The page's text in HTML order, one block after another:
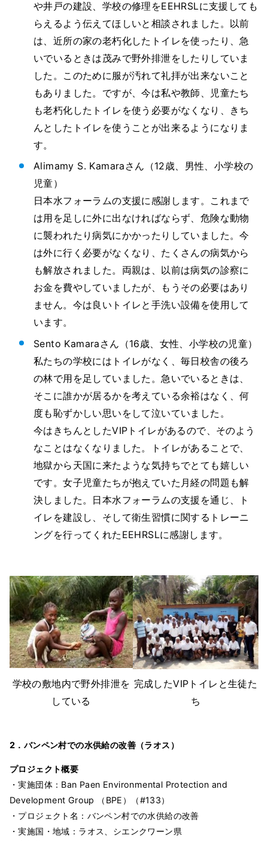
や井戸の建設、学校の修理をEEHRSLに支援しても
らえるよう伝えてほしいと相談されました。以前
は、近所の家の老朽化したトイレを使ったり、急
いでいるときは茂みで野外排泄をしたりしていま
した。このために服が汚れて礼拝が出来ないこと
もありました。ですが、今は私や教師、児童たち
も老朽化したトイレを使う必要がなくなり、きち
んとしたトイレを使うことが出来るようになりま
す。
Alimamy S. Kamaraさん（12歳、男性、小学校の
児童）
日本水フォーラムの支援に感謝します。これまで
は用を足しに外に出なければならず、危険な動物
に襲われたり病気にかかったりしていました。今
は外に行く必要がなくなり、たくさんの病気から
も解放されました。両親は、以前は病気の診察に
お金を費やしていましたが、もうその必要はあり
ません。今は良いトイレと手洗い設備を使用して
います。
Sento Kamaraさん（16歳、女性、小学校の児童）
私たちの学校にはトイレがなく、毎日校舎の後ろ
の林で用を足していました。急いでいるときは、
そこに誰かが居るかを考えている余裕はなく、何
度も恥ずかしい思いをして泣いていました。
今はきちんとしたVIPトイレがあるので、そのよう
なことはなくなりました。トイレがあることで、
地獄から天国に来たような気持ちでとても嬉しい
です。女子児童たちが抱えていた月経の問題も解
決しました。日本水フォーラムの支援を通じ、ト
イレを建設し、そして衛生習慣に関するトレーニ
ングを行ってくれたEEHRSLに感謝します。
学校の敷地内で野外排泄を
している
完成したVIPトイレと生徒た
ち
2．バンペン村での水供給の改善（ラオス）
プロジェクト概要
・実施団体：Ban Paen Environmental Protection and
Development Group （BPE）（#133）
・プロジェクト名：バンペン村での水供給の改善
・実施国・地域：ラオス、シエンクワーン県